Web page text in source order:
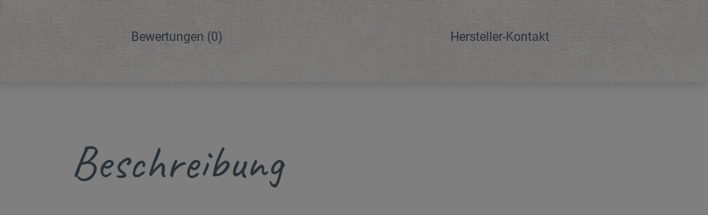
Bewertungen (0) Hersteller-Kontakt
Beschreibung